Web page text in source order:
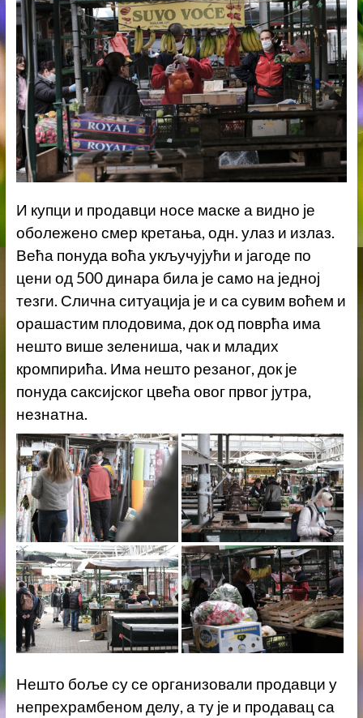
И купци и продавци носе маске а видно је
оболежено смер кретања, одн. улаз и излаз.
Већа понуда воћа укључујући и јагоде по
цени од 500 динара била је само на једној
тезги. Слична ситуација је и са сувим воћем и
орашастим плодовима, док од поврћа има
нешто више зелениша, чак и младих
кромпирића. Има нешто резаног, док је
понуда саксијског цвећа овог првог јутра,
незнатна.
Нешто боље су се организовали продавци у
непрехрамбеном делу, а ту је и продавац са